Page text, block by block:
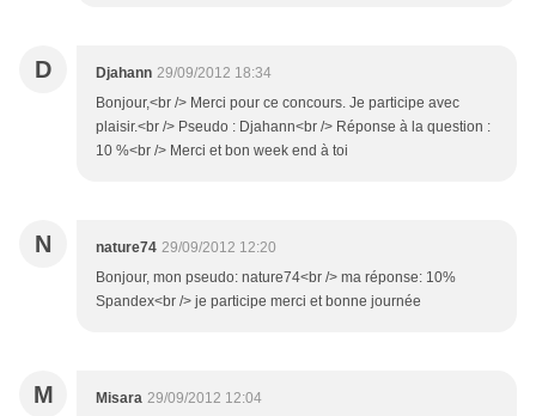
D Djahann 29/09/2012 18:34
Bonjour,<br /> Merci pour ce concours. Je participe avec
plaisir.<br /> Pseudo : Djahann<br /> Réponse à la question :
10 %<br /> Merci et bon week end à toi
N nature74 29/09/2012 12:20
Bonjour, mon pseudo: nature74<br /> ma réponse: 10%
Spandex<br /> je participe merci et bonne journée
M Misara 29/09/2012 12:04